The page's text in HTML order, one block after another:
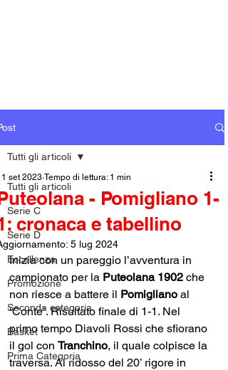
Tutti gli articoli
Serie C
Serie D
Eccellenza
Promozione
Seconda categoria
Basket
Prima Categoria
Tutti gli articoli
- Pomigliano 1-
cronaca e tabellino
set 2023 Tempo di lettura: 1 min
5 lug 2024
Inizia con un pareggio l’avventura in
campionato per la Puteolana 1902 che
non riesce a battere il Pomigliano al
‘Conte’. Risultato finale di 1-1. Nel
primo tempo Diavoli Rossi che sfiorano
il gol con Tranchino, il quale colpisce la
traversa. Al ridosso del 20’ rigore in